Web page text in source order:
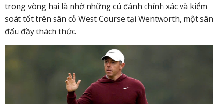
trong vòng hai là nhờ những cú đánh chính xác và kiểm
soát tốt trên sân cỏ West Course tại Wentworth, một sân
đấu đầy thách thức.